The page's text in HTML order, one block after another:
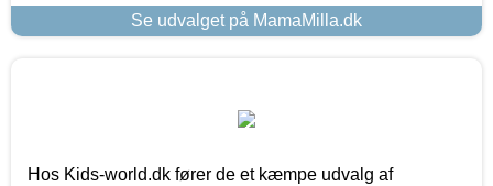
Se udvalget på MamaMilla.dk
Hos Kids-world.dk fører de et kæmpe udvalg af